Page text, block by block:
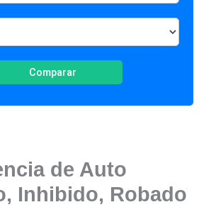
Comparar
de Auto
Inhibido, Robado